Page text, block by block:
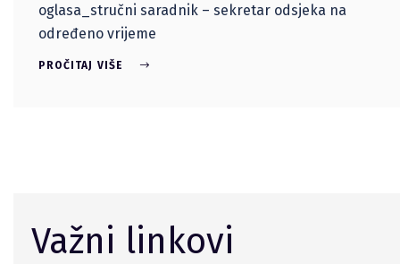
oglasa_stručni saradnik – sekretar odsjeka na
određeno vrijeme
PROČITAJ VIŠE
Važni linkovi